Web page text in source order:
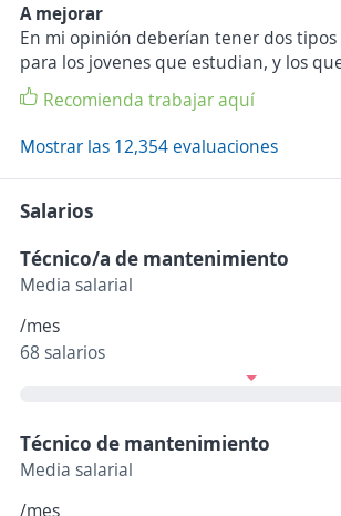
A mejorar
En mi opinión deberían tener dos
para los jovenes que estudian, y los
Recomienda trabajar aquí
Mostrar las 12,354 evaluaciones
Salarios
Técnico/a de mantenimiento
Media salarial
/mes
68 salarios
Técnico de mantenimiento
Media salarial
/mes